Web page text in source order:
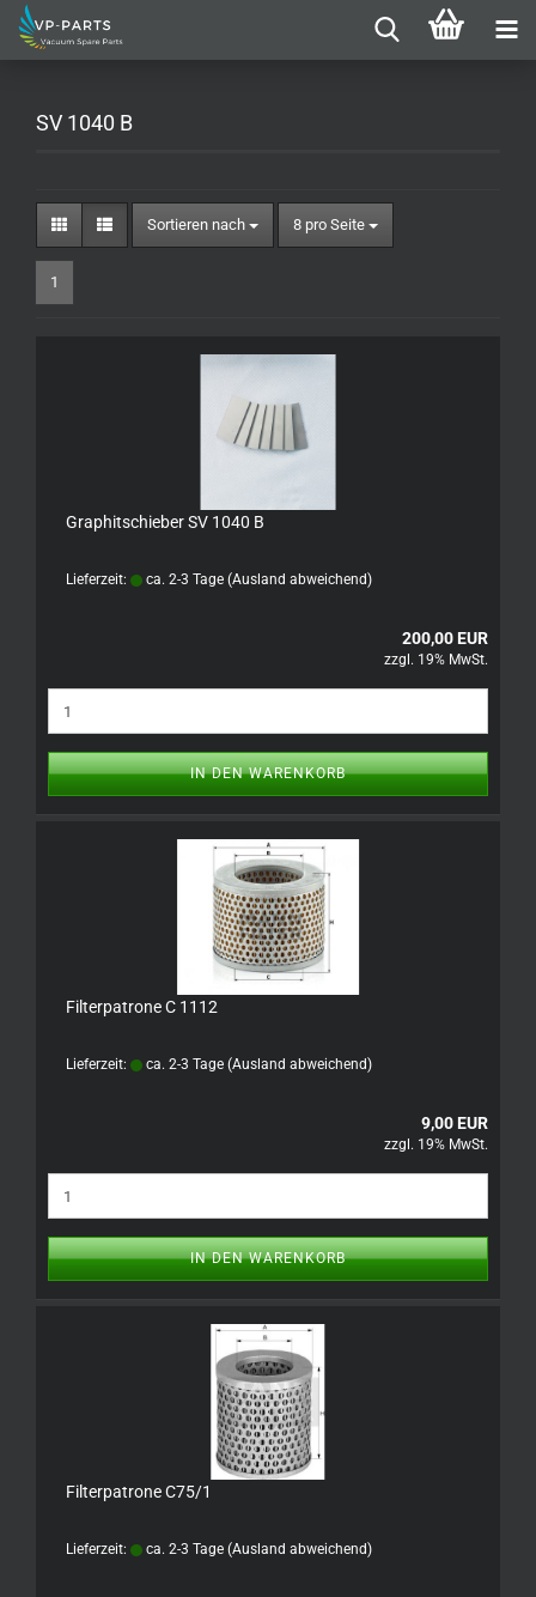
SV 1040 B
Sortieren nach
Sortieren nach 8 pro Seite
pro Seite
1
Graphitschieber SV 1040 B
Lieferzeit: ca. 2-3 Tage (Ausland abweichend)
200,00 EUR
zzgl. 19% MwSt.
IN DEN WARENKORB
Filterpatrone C 1112
Lieferzeit: ca. 2-3 Tage (Ausland abweichend)
9,00 EUR
zzgl. 19% MwSt.
IN DEN WARENKORB
Filterpatrone C75/1
Lieferzeit: ca. 2-3 Tage (Ausland abweichend)